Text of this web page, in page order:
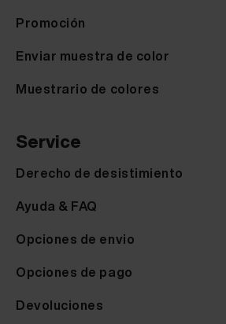
Promoción
Enviar muestra de color
Muestrario de colores
Service
Derecho de desistimiento
Ayuda & FAQ
Opciones de envio
Opciones de pago
Devoluciones